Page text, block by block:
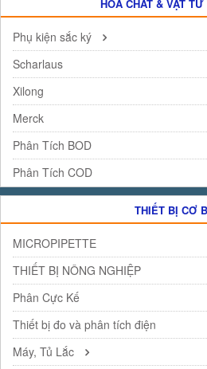
HÓA CHẤT & VẬT
Phụ kiện sắc ký
Scharlaus
Xilong
Merck
Phân Tích BOD
Phân Tích COD
THIẾT BỊ CƠ
MICROPIPETTE
THIẾT BỊ NÔNG NGHIỆP
Phân Cực Kế
Thiết bị đo và phân tích điện
Máy, Tủ Lắc